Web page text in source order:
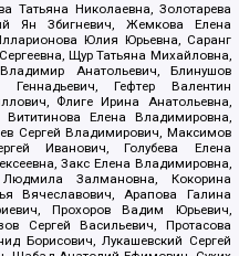
Татьяна Николаевна, Золотарева
Ян Збигневич, Жемкова Елена
Юлия Юрьевна, Саранг
Щур Татьяна Михайловна,
Анатольевич, Блинушов
Гефтер Валентин
Флиге Ирина Анатольевна,
Елена Владимировна,
Сергей Владимирович, Максимов
Иванович, Голубева Елена
Закс Елена Владимировна,
Залмановна, Кокорина
Вячеславович, Арапова Галина
Прохоров Вадим Юрьевич,
Сергей Васильевич, Протасова
Борисович, Лукашевский Сергей